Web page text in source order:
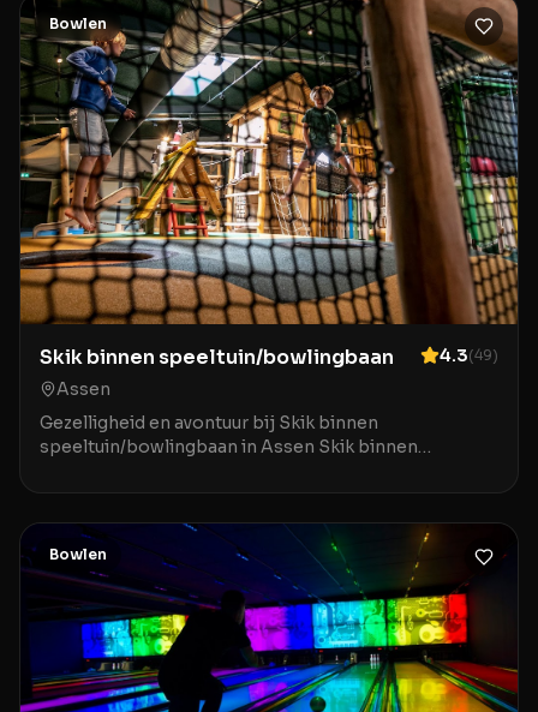
Bowlen
Skik binnen speeltuin/bowlingbaan 4.3(49)
Assen
Gezelligheid en avontuur bij Skik binnen
speeltuin/bowlingbaan in Assen Skik binnen
bestemming voor gezinn
Bowlen